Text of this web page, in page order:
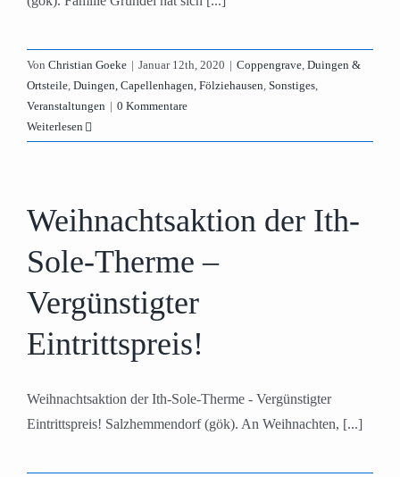
Von Christian Goeke | Januar 12th, 2020 | Coppengrave, Duingen &
Ortsteile, Duingen, Capellenhagen, Fölziehausen, Sonstiges,
Veranstaltungen | 0 Kommentare
Weiterlesen
Weihnachtsaktion der Ith-
Sole-Therme –
Vergünstigter
Eintrittspreis!
Weihnachtsaktion der Ith-Sole-Therme - Vergünstigter
Eintrittspreis! Salzhemmendorf (gök). An Weihnachten, [...]